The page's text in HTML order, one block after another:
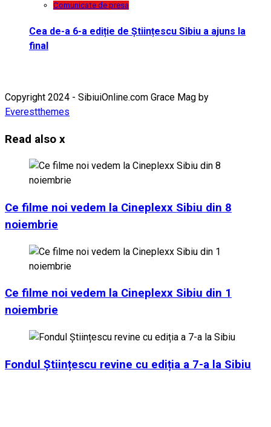
Comunicate de presa
Cea de-a 6-a ediție de Științescu Sibiu a ajuns la
final
Copyright 2024 - SibiuiOnline.com Grace Mag by
Everestthemes
Read also x
Ce filme noi vedem la Cineplexx Sibiu din 8
noiembrie
Ce filme noi vedem la Cineplexx Sibiu din 1
noiembrie
Fondul Științescu revine cu ediția a 7-a la Sibiu